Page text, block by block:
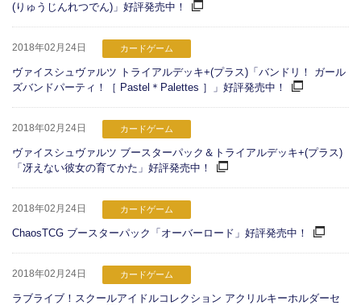
(りゅうじんれつでん)」好評発売中！
2018年02月24日 カードゲーム
ヴァイスシュヴァルツ トライアルデッキ+(プラス)「バンドリ！ ガール
ズバンドパーティ！［ Pastel＊Palettes ］」好評発売中！
2018年02月24日 カードゲーム
ヴァイスシュヴァルツ ブースターパック＆トライアルデッキ+(プラス)
「冴えない彼女の育てかた」好評発売中！
2018年02月24日 カードゲーム
ChaosTCG ブースターパック「オーバーロード」好評発売中！
2018年02月24日 カードゲーム
ラブライブ！スクールアイドルコレクション アクリルキーホルダーセ